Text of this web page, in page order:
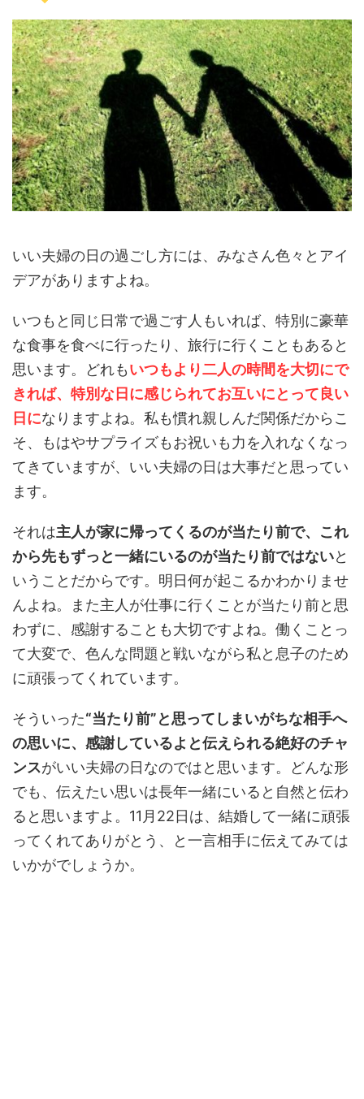
いい夫婦の日の過ごし方には、みなさん色々とアイ
デアがありますよね。
いつもと同じ日常で過ごす人もいれば、特別に豪華
な食事を食べに行ったり、旅行に行くこともあると
思います。どれもいつもより二人の時間を大切にで
きれば、特別な日に感じられてお互いにとって良い
日になりますよね。私も慣れ親しんだ関係だからこ
そ、もはやサプライズもお祝いも力を入れなくなっ
てきていますが、いい夫婦の日は大事だと思ってい
ます。
それは主人が家に帰ってくるのが当たり前で、これ
から先もずっと一緒にいるのが当たり前ではないと
いうことだからです。明日何が起こるかわかりませ
んよね。また主人が仕事に行くことが当たり前と思
わずに、感謝することも大切ですよね。働くことっ
て大変で、色んな問題と戦いながら私と息子のため
に頑張ってくれています。
そういった“当たり前”と思ってしまいがちな相手へ
の思いに、感謝しているよと伝えられる絶好のチャ
ンスがいい夫婦の日なのではと思います。どんな形
でも、伝えたい思いは長年一緒にいると自然と伝わ
ると思いますよ。11月22日は、結婚して一緒に頑張
ってくれてありがとう、と一言相手に伝えてみては
いかがでしょうか。